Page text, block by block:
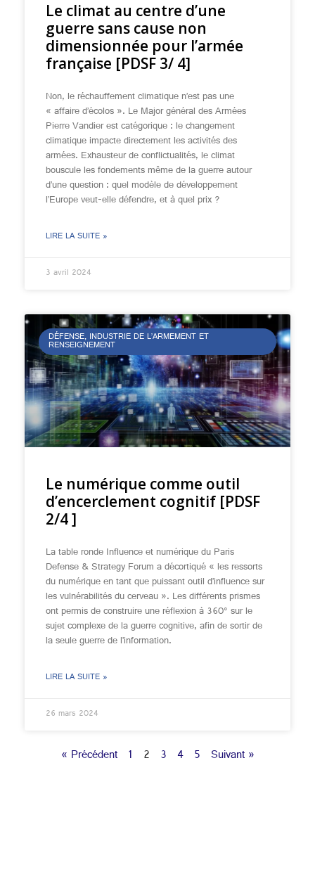
Le climat au centre d’une
guerre sans cause non
dimensionnée pour l’armée
française [PDSF 3/ 4]
Non, le réchauffement climatique n’est pas une
« affaire d’écolos ». Le Major général des Armées
Pierre Vandier est catégorique : le changement
climatique impacte directement les activités des
armées. Exhausteur de conflictualités, le climat
bouscule les fondements même de la guerre autour
d’une question : quel modèle de développement
l’Europe veut-elle défendre, et à quel prix ?
LIRE LA SUITE »
3 avril 2024
DÉFENSE, INDUSTRIE DE L’ARMEMENT ET
RENSEIGNEMENT
Le numérique comme outil
d’encerclement cognitif [PDSF
2/4 ]
La table ronde Influence et numérique du Paris
Defense & Strategy Forum a décortiqué « les ressorts
du numérique en tant que puissant outil d’influence sur
les vulnérabilités du cerveau ». Les différents prismes
ont permis de construire une réflexion à 360° sur le
sujet complexe de la guerre cognitive, afin de sortir de
la seule guerre de l’information.
LIRE LA SUITE »
26 mars 2024
« Précédent 1 2 3 4 5 Suivant »